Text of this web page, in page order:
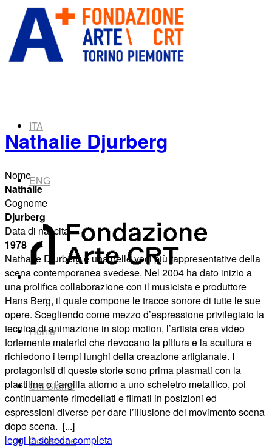
ITA
ENG
Home
Chi Siamo
Collezione
Nathalie Djurberg
Nome
Nathalie
Cognome
Djurberg
Data di nascita
1978
Nathalie Djurberg è una delle voci più rappresentative della
scena contemporanea svedese. Nel 2004 ha dato inizio a
una prolifica collaborazione con il musicista e produttore
Hans Berg, il quale compone le tracce sonore di tutte le sue
opere. Scegliendo come mezzo d’espressione privilegiato la
tecnica di animazione in stop motion, l’artista crea video
fortemente materici che rievocano la pittura e la scultura e
richiedono i tempi lunghi della creazione artigianale. I
protagonisti di queste storie sono prima plasmati con la
plastilina o l’argilla attorno a uno scheletro metallico, poi
continuamente rimodellati e filmati in posizioni ed
espressioni diverse per dare l’illusione del movimento scena
dopo scena. [...]
leggi la scheda completa